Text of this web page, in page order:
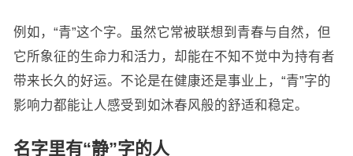
例如，“青”这个字。虽然它常被联想到青春与自然，但
它所象征的生命力和活力，却能在不知不觉中为持有者
带来长久的好运。不论是在健康还是事业上，“青”字的
影响力都能让人感受到如沐春风般的舒适和稳定。
名字里有“静”字的人